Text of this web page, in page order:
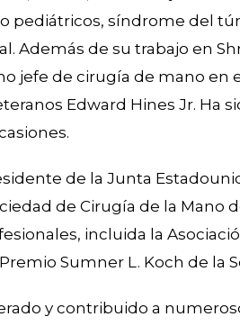
pediátricos, síndrome del
Además de su trabajo en
jefe de cirugía de mano en
Edward Hines Jr. Ha
de la Junta
de Cirugía de la Mano
incluida la
Sumner L. Koch de la
y contribuido a